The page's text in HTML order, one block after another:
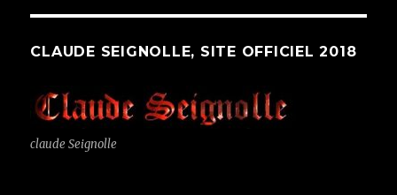
CLAUDE SEIGNOLLE, SITE OFFICIEL 2018
claude Seignolle